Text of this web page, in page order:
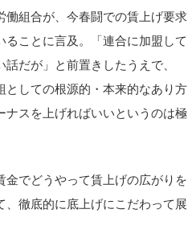
働組合が、今春闘での賃上げ要求
ことに言及。「連合に加盟して
だが」と前置きしたうえで、
としての根源的・本来的なあり方
ナスを上げればいいというのは極
でどうやって賃上げの広がりを
、徹底的に底上げにこだわって展